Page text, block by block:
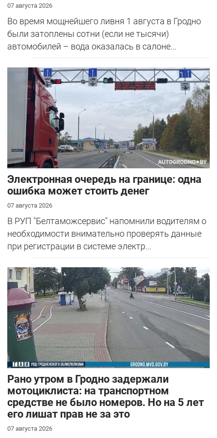
07 августа 2026
Во время мощнейшего ливня 1 августа в Гродно
были затоплены сотни (если не тысячи)
автомобилей – вода оказалась в салоне...
Электронная очередь на границе: одна
ошибка может стоить денег
07 августа 2026
В РУП "Белтаможсервис" напомнили водителям о
необходимости внимательно проверять данные
при регистрации в системе электр...
Рано утром в Гродно задержали
мотоциклиста: на транспортном
средстве не было номеров. Но на 5 лет
его лишат прав не за это
07 августа 2026